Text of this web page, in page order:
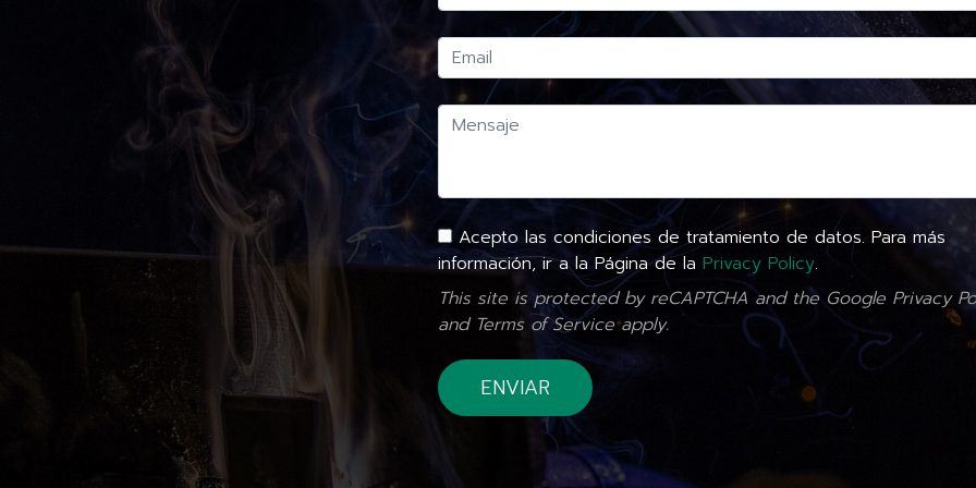
Acepto las condiciones de tratamiento de datos. Para más
información, ir a la Página de la Privacy Policy.
This site is protected by reCAPTCHA and the Google Privacy
and Terms of Serviceapply.